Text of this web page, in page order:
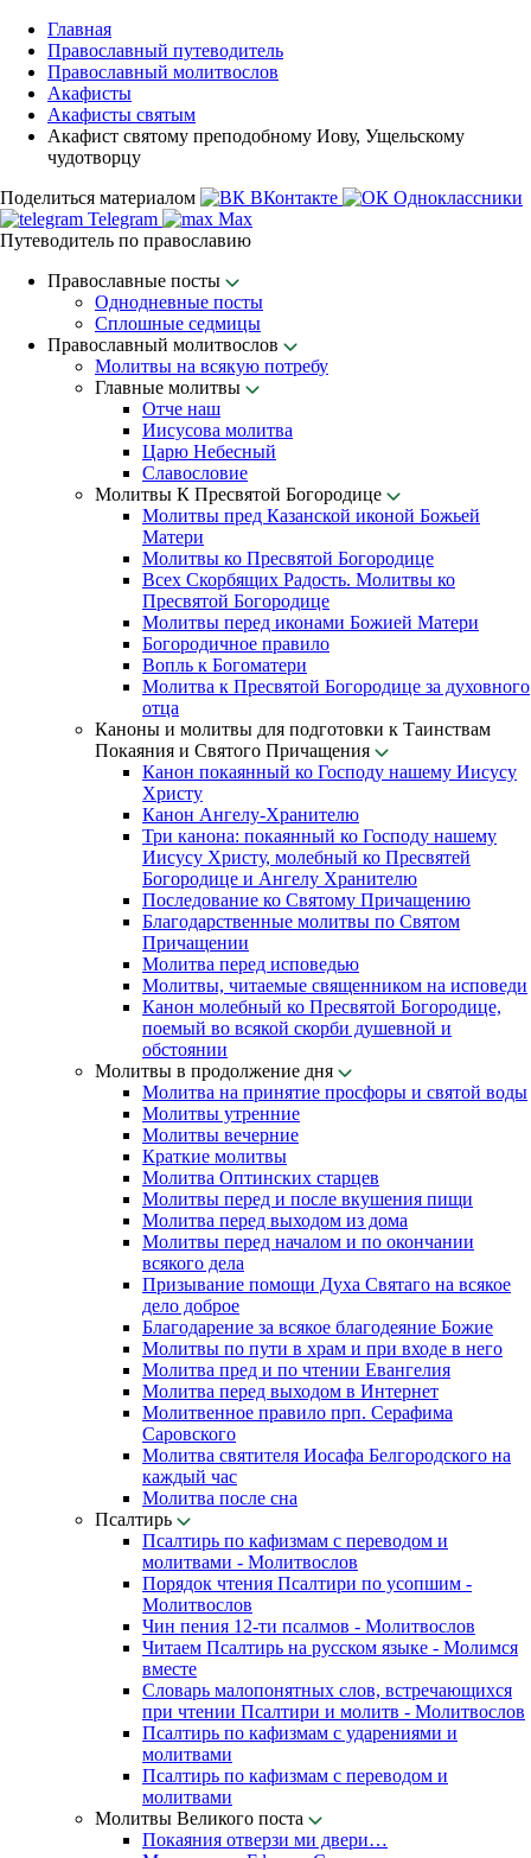
Главная
Православный путеводитель
Православный молитвослов
Акафисты
Акафисты святым
Акафист святому преподобному Иову, Ущельскому
чудотворцу
Поделиться материалом
ВКонтакте
Одноклассники
Telegram
Max
Путеводитель по православию
Православные посты
Однодневные посты
Сплошные седмицы
Православный молитвослов
Молитвы на всякую потребу
Главные молитвы
Отче наш
Иисусова молитва
Царю Небесный
Славословие
Молитвы К Пресвятой Богородице
Молитвы пред Казанской иконой Божьей
Матери
Молитвы ко Пресвятой Богородице
Всех Скорбящих Радость. Молитвы ко
Пресвятой Богородице
Молитвы перед иконами Божией Матери
Богородичное правило
Вопль к Богоматери
Молитва к Пресвятой Богородице за духовного
отца
Каноны и молитвы для подготовки к Таинствам
Покаяния и Святого Причащения
Канон покаянный ко Господу нашему Иисусу
Христу
Канон Ангелу-Хранителю
Три канона: покаянный ко Господу нашему
Иисусу Христу, молебный ко Пресвятей
Богородице и Ангелу Хранителю
Последование ко Святому Причащению
Благодарственные молитвы по Святом
Причащении
Молитва перед исповедью
Молитвы, читаемые священником на исповеди
Канон молебный ко Пресвятой Богородице,
поемый во всякой скорби душевной и
обстоянии
Молитвы в продолжение дня
Молитва на принятие просфоры и святой воды
Молитвы утренние
Молитвы вечерние
Краткие молитвы
Молитва Оптинских старцев
Молитвы перед и после вкушения пищи
Молитва перед выходом из дома
Молитвы перед началом и по окончании
всякого дела
Призывание помощи Духа Святаго на всякое
дело доброе
Благодарение за всякое благодеяние Божие
Молитвы по пути в храм и при входе в него
Молитва пред и по чтении Евангелия
Молитва перед выходом в Интернет
Молитвенное правило прп. Серафима
Саровского
Молитва святителя Иосафа Белгородского на
каждый час
Молитва после сна
Псалтирь
Псалтирь по кафизмам с переводом и
молитвами - Молитвослов
Порядок чтения Псалтири по усопшим -
Молитвослов
Чин пения 12-ти псалмов - Молитвослов
Читаем Псалтирь на русском языке - Молимся
вместе
Словарь малопонятных слов, встречающихся
при чтении Псалтири и молитв - Молитвослов
Псалтирь по кафизмам с ударениями и
молитвами
Псалтирь по кафизмам с переводом и
молитвами
Молитвы Великого поста
Покаяния отверзи ми двери…